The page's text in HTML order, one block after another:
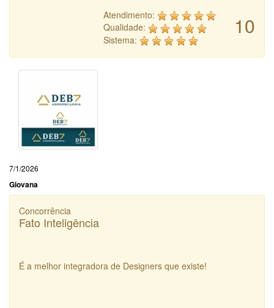
10
Atendimento:
Qualidade:
Sistema:
7/1/2026
Giovana
Concorrência
Fato Inteligência
É a melhor integradora de Designers que existe!